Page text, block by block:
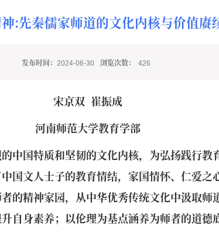
:先秦儒家师道的文化内核与价值赓
发布时间：2024-06-30 浏览次数： 426
宋京双 崔振成
河南师范大学教育学部
中国特质和坚韧的文化内核，为弘扬践行教
国文人士子的教育情结，家国情怀、仁爱
的精神家园，从中华优秀传统文化中汲取
自身素养；以伦理为基点涵养为师者的道德